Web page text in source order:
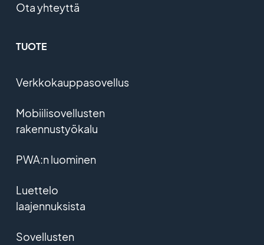
Ota yhteyttä
TUOTE
Verkkokauppasovellus
Mobiilisovellusten
rakennustyökalu
PWA:n luominen
Luettelo
laajennuksista
Sovellusten